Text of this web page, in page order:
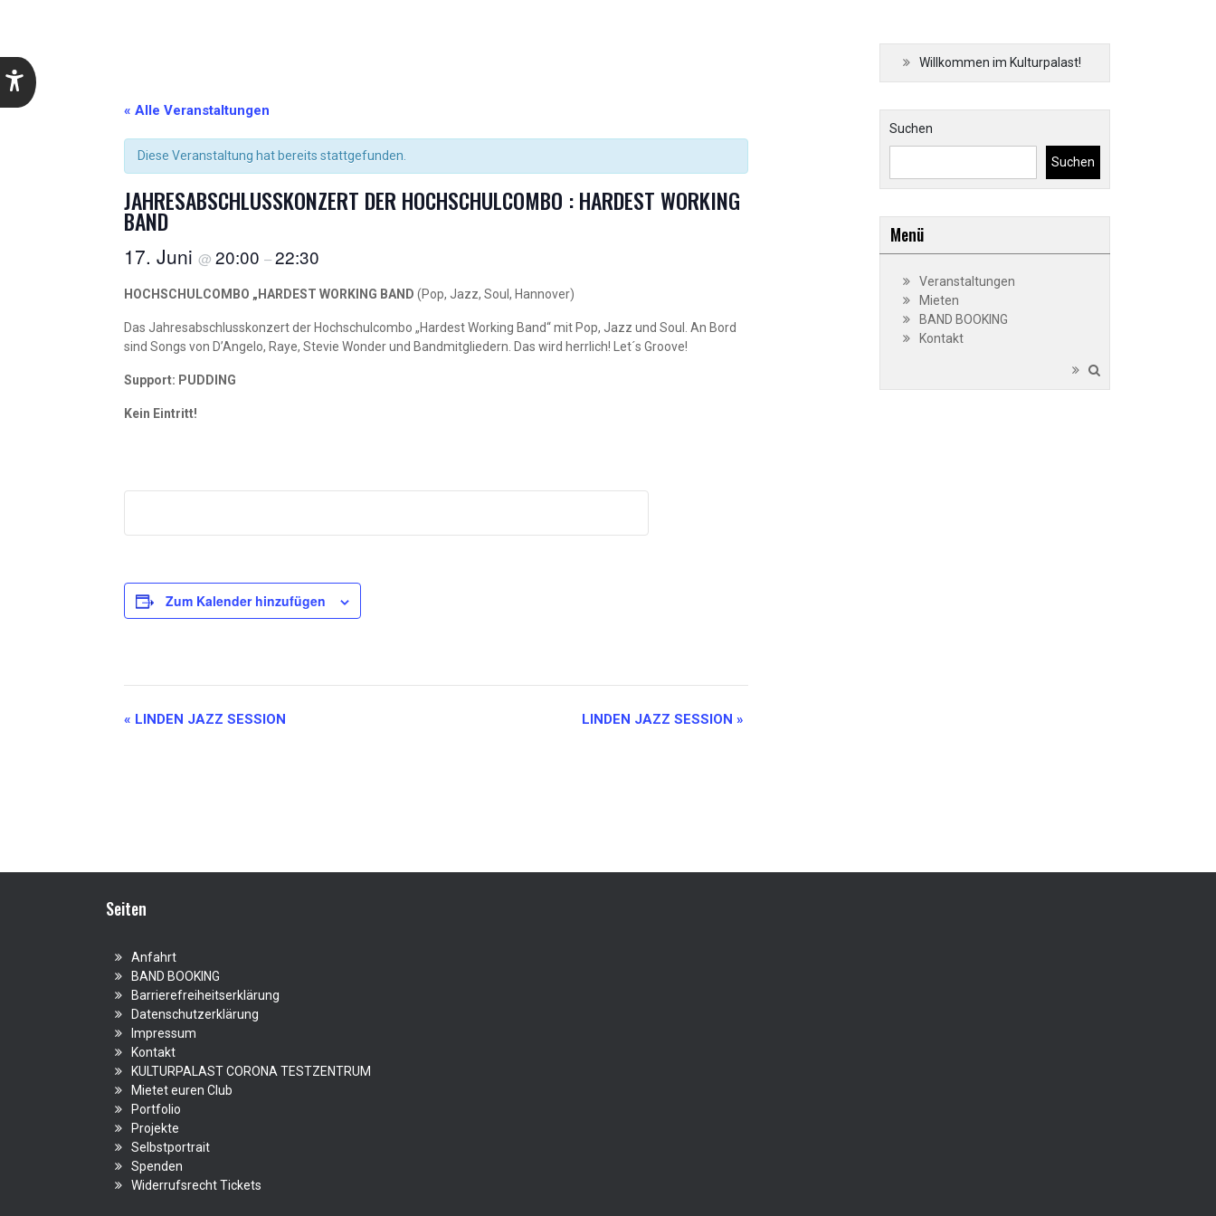
« Alle Veranstaltungen
Diese Veranstaltung hat bereits stattgefunden.
JAHRESABSCHLUSSKONZERT DER HOCHSCHULCOMBO : HARDEST WORKING
BAND
17. Juni @ 20:00 –22:30
HOCHSCHULCOMBO „HARDEST WORKING BAND (Pop, Jazz, Soul, Hannover)
Das Jahresabschlusskonzert der Hochschulcombo „Hardest Working Band“ mit Pop, Jazz und Soul. An Bord
sind Songs von D’Angelo, Raye, Stevie Wonder und Bandmitgliedern. Das wird herrlich! Let´s Groove!
Support: PUDDING
Kein Eintritt!
Zum Kalender hinzufügen
Veranstaltung-
« LINDEN JAZZ SESSION LINDEN JAZZ SESSION »
Willkommen im Kulturpalast!
Suchen
Suchen
Menü
Veranstaltungen
Mieten
BAND BOOKING
Kontakt
Seiten
Anfahrt
BAND BOOKING
Barrierefreiheitserklärung
Datenschutzerklärung
Impressum
Kontakt
KULTURPALAST CORONA TESTZENTRUM
Mietet euren Club
Portfolio
Projekte
Selbstportrait
Spenden
Widerrufsrecht Tickets